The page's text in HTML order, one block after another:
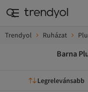
Trendyol Ruházat
Barna
Legrelevánsabb